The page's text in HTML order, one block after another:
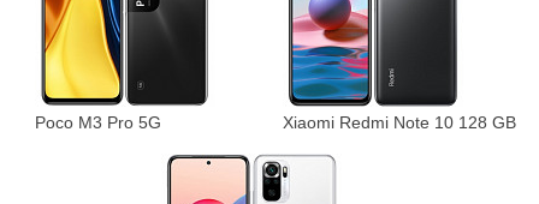
Poco M3 Pro 5G Xiaomi Redmi Note 10 128 GB